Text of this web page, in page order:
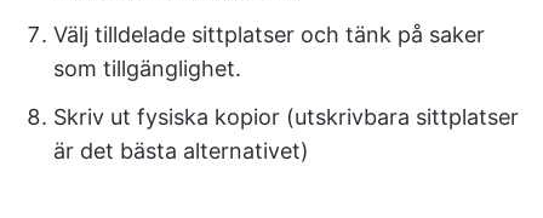
Välj tilldelade sittplatser och tänk på saker
som tillgänglighet.
Skriv ut fysiska kopior (utskrivbara sittplatser
är det bästa alternativet)